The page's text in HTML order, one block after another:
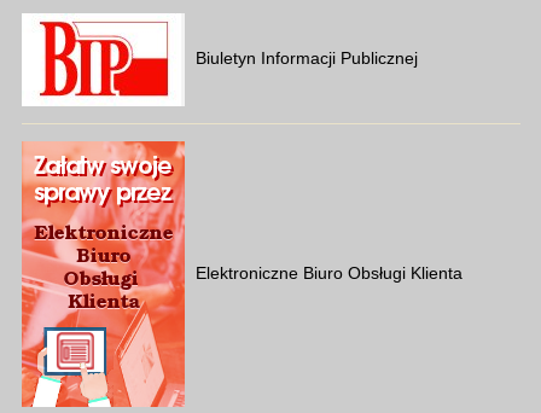
Biuletyn Informacji Publicznej
Elektroniczne Biuro Obsługi Klienta